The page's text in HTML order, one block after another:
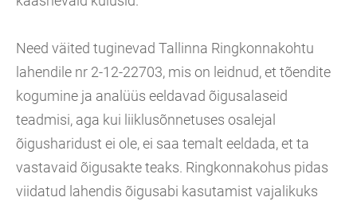
Need väited tuginevad Tallinna Ringkonnakohtu
lahendile nr 2-12-22703, mis on leidnud, et tõendite
kogumine ja analüüs eeldavad õigusalaseid
teadmisi, aga kui liiklusõnnetuses osalejal
õigusharidust ei ole, ei saa temalt eeldada, et ta
vastavaid õigusakte teaks. Ringkonnakohus pidas
viidatud lahendis õigusabi kasutamist vajalikuks